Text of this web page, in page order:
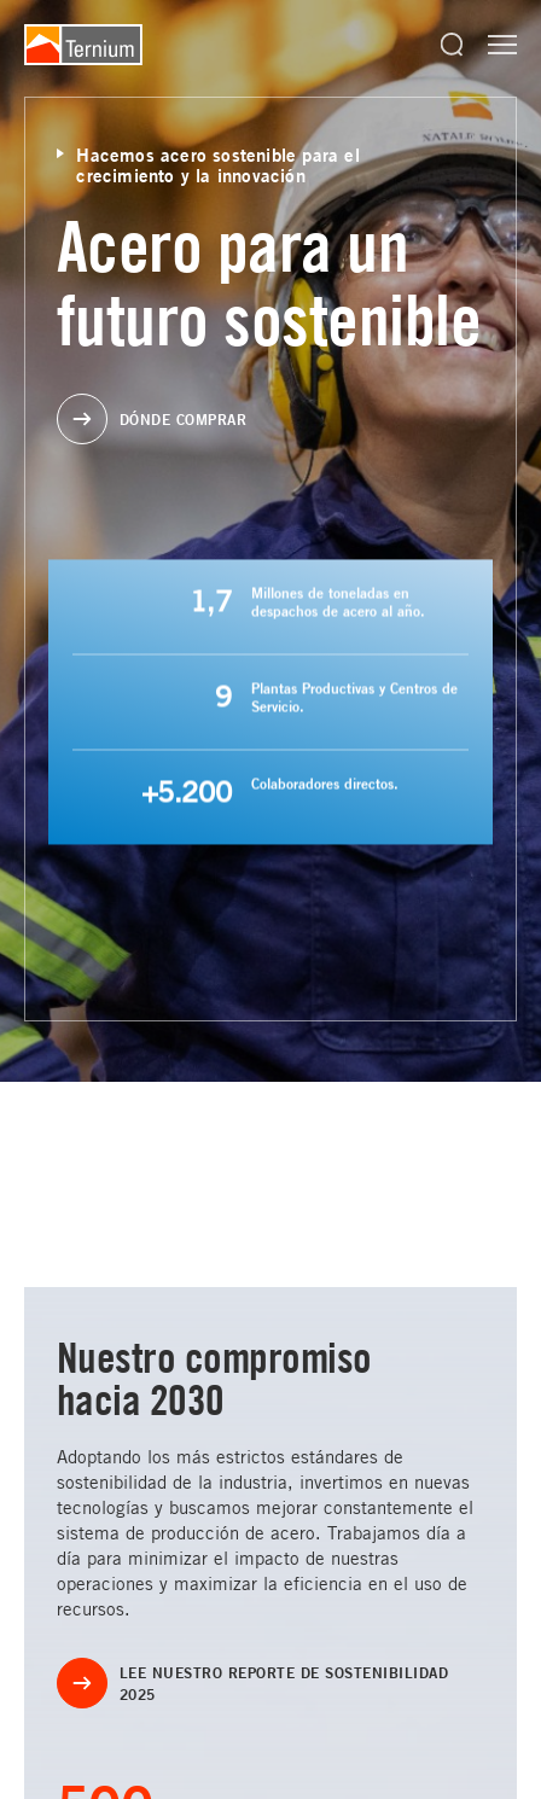
Hacemos acero sostenible para el
crecimiento y la innovación
Acero para un
futuro sostenible
DÓNDE COMPRAR
1,7
Millones de toneladas en
despachos de acero al año.
9
Plantas Productivas y Centros de
Servicio.
+5.200 Colaboradores directos.
Nuestro compromiso
hacia 2030
Adoptando los más estrictos estándares de
sostenibilidad de la industria, invertimos en nuevas
tecnologías y buscamos mejorar constantemente el
sistema de producción de acero. Trabajamos día a
día para minimizar el impacto de nuestras
operaciones y maximizar la eficiencia en el uso de
recursos.
LEE NUESTRO REPORTE DE SOSTENIBILIDAD
2025